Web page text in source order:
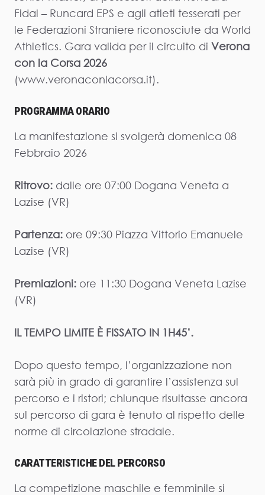
Fidal – Runcard EPS e agli atleti tesserati per
le Federazioni Straniere riconosciute da World
Athletics. Gara valida per il circuito di Verona
con la Corsa 2026
(www.veronaconlacorsa.it).
PROGRAMMA ORARIO
La manifestazione si svolgerà domenica 08
Febbraio 2026
Ritrovo: dalle ore 07:00 Dogana Veneta a
Lazise (VR)
Partenza: ore 09:30 Piazza Vittorio Emanuele
Lazise (VR)
Premiazioni: ore 11:30 Dogana Veneta Lazise
(VR)
IL TEMPO LIMITE È FISSATO IN 1H45’.
Dopo questo tempo, l’organizzazione non
sarà più in grado di garantire l’assistenza sul
percorso e i ristori; chiunque risultasse ancora
sul percorso di gara è tenuto al rispetto delle
norme di circolazione stradale.
CARATTERISTICHE DEL PERCORSO
La competizione maschile e femminile si